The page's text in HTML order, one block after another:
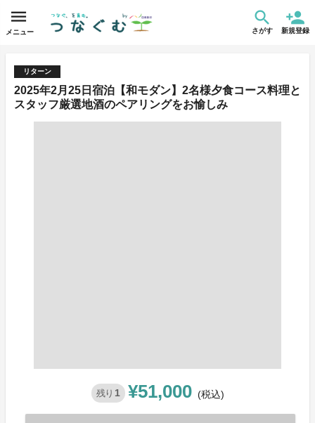
メニュー さがす 新規登録
リターン
2025年2月25日宿泊【和モダン】2名様夕食コース料理と
スタッフ厳選地酒のペアリングをお愉しみ
残り 1 ¥51,000 (税込)